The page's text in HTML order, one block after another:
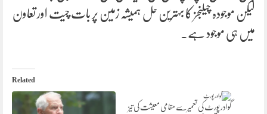
لیکن موجودہ چیلنجز کا بہترین حل ہمیشہ زمین پر بات چیت اور تعاون
میں ہی موجود ہے۔
Related
گوادر پورٹ کی تعمیر سے مقامی معیشت کی تیز